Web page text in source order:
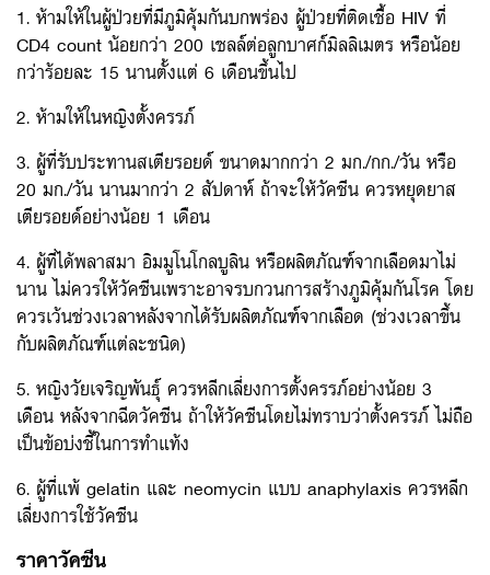
1. ห้ามให้ในผู้ป่วยที่มีภูมิคุ้มกันบกพร่อง ผู้ป่วยที่ติดเชื้อ HIV ที่
CD4 count น้อยกว่า 200 เซลล์ต่อลูกบาศก์มิลลิเมตร หรือน้อย
กว่าร้อยละ 15 นานตั้งแต่ 6 เดือนขึ้นไป
2. ห้ามให้ในหญิงตั้งครรภ์
3. ผู้ที่รับประทานสเตียรอยด์ ขนาดมากกว่า 2 มก./กก./วัน หรือ
20 มก./วัน นานมากว่า 2 สัปดาห์ ถ้าจะให้วัคชีน ควรหยุดยาส
เตียรอยด์อย่างน้อย 1 เดือน
4. ผู้ที่ได้พลาสมา อิมมูโนโกลบูลิน หรือผลิตภัณฑ์จากเลือดมาไม่
นาน ไม่ควรให้วัคซีนเพราะอาจรบกวนการสร้างภูมิคุ้มกันโรค โดย
ควรเว้นช่วงเวลาหลังจากได้รับผลิตภัณฑ์จากเลือด (ช่วงเวลาขึ้น
กับผลิตภัณฑ์แต่ละชนิด)
5. หญิงวัยเจริญพันธุ์ ควรหลีกเลี่ยงการตั้งครรภ์อย่างน้อย 3
เดือน หลังจากฉีดวัคซีน ถ้าให้วัคซีนโดยไม่ทราบว่าตั้งครรภ์ ไม่ถือ
เป็นข้อบ่งชี้ในการทำแท้ง
6. ผู้ที่แพ้ gelatin และ neomycin แบบ anaphylaxis ควรหลีก
เลี่ยงการใช้วัคซีน
ราคาวัคซีน